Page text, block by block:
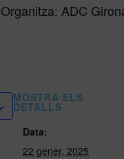
Organitza: ADC
MOSTRA ELS
DETALLS
Data:
22 gener, 2025